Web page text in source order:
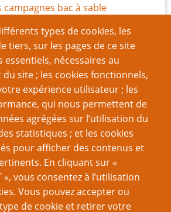
types de cookies, les
tiers, sur les pages de ce site
essentiels, nécessaires au
site ; les cookies fonctionnels,
expérience utilisateur ; les
qui nous permettent de
agrégées sur l’utilisation du
statistiques ; et les cookies
pour afficher des contenus et
En cliquant sur «
», vous consentez à l’utilisation
Vous pouvez accepter ou
de cookie et retirer votre
campagnes bac à sable
et l’utilisation du berk
de partir à l’aventure
sans peine de Zak
que vous me parliez de votre
1
Page
suivante
››
AUSSI